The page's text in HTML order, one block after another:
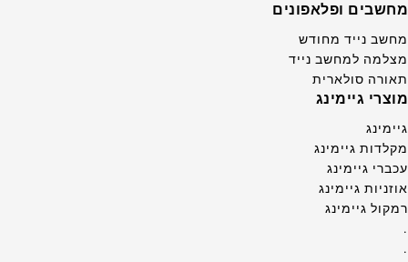
מחשבים ופלאפונים
מחשב נייד מחודש
מצלמה למחשב נייד
תאורה סולארית
מוצרי גיימינג
גיימינג
מקלדות גיימינג
עכברי גיימינג
אוזניות גיימינג
רמקול גיימינג
.
.